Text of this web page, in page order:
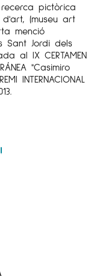
pictòrica
d'art, (museu art
menció
Sant Jordi dels
al IX CERTAMEN
"Casimiro
INTERNACIONAL